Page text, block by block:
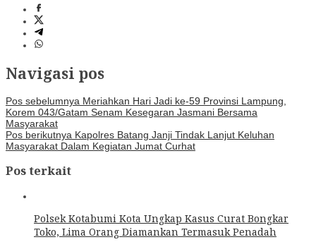
Navigasi pos
Pos sebelumnya Meriahkan Hari Jadi ke-59 Provinsi Lampung,
Korem 043/Gatam Senam Kesegaran Jasmani Bersama
Masyarakat
Pos berikutnya Kapolres Batang Janji Tindak Lanjut Keluhan
Masyarakat Dalam Kegiatan Jumat Curhat
Pos terkait
Polsek Kotabumi Kota Ungkap Kasus Curat Bongkar
Toko, Lima Orang Diamankan Termasuk Penadah